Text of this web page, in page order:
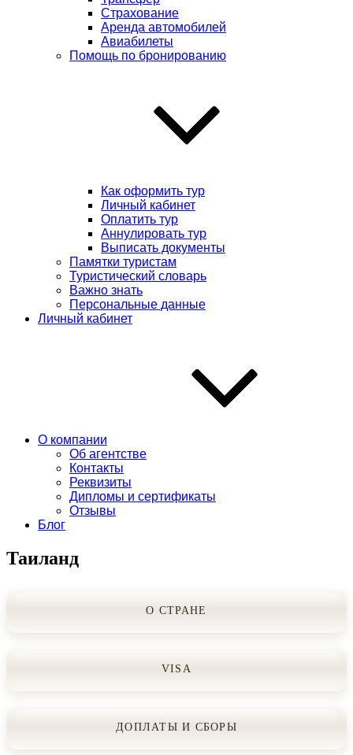
Страхование
Аренда автомобилей
Авиабилеты
Помощь по бронированию
Как оформить тур
Личный кабинет
Оплатить тур
Аннулировать тур
Выписать документы
Памятки туристам
Туристический словарь
Важно знать
Персональные данные
Личный кабинет
О компании
Об агентстве
Контакты
Реквизиты
Дипломы и сертификаты
Отзывы
Блог
Таиланд
О СТРАНЕ
VISA
ДОПЛАТЫ И СБОРЫ